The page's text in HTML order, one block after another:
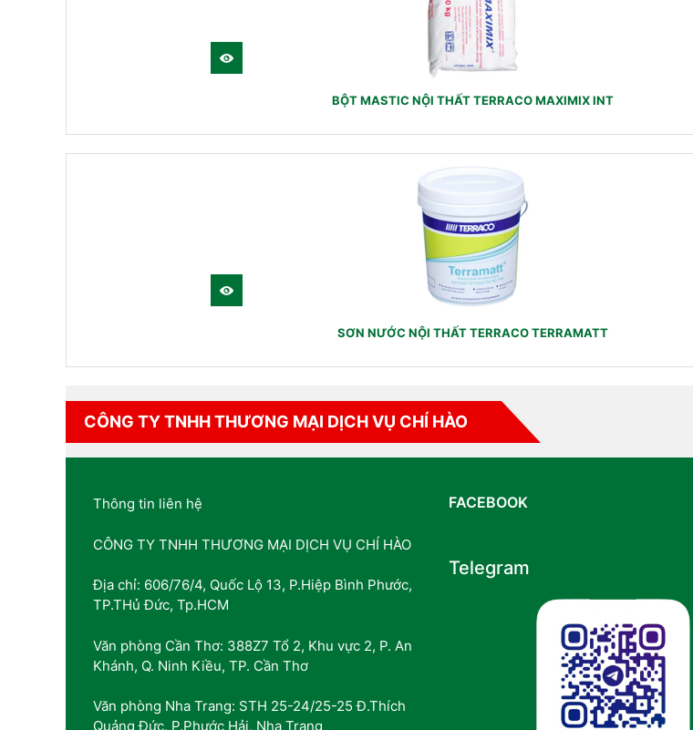
BỘT MASTIC NỘI THẤT TERRACO MAXIMIX INT
SƠN NƯỚC NỘI THẤT TERRACO TERRAMATT
CÔNG TY TNHH THƯƠNG MẠI DỊCH VỤ CHÍ HÀO
Thông tin liên hệ
CÔNG TY TNHH THƯƠNG MẠI DỊCH VỤ CHÍ HÀO
Địa chỉ: 606/76/4, Quốc Lộ 13, P.Hiệp Bình Phước,
TP.THủ Đức, Tp.HCM
Văn phòng Cần Thơ: 388Z7 Tổ 2, Khu vực 2, P. An
Khánh, Q. Ninh Kiều, TP. Cần Thơ
Văn phòng Nha Trang: STH 25-24/25-25 Đ.Thích
Quảng Đức, P.Phước Hải, Nha Trang
FACEBOOK
Telegram